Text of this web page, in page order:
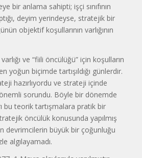
bir anlama sahipti; işçi sınıfının
deyim yerindeyse, stratejik bir
objektif koşullarının varlığının
varlığı ve “fiili öncülüğü” için koşulların
yoğun biçimde tartışıldığı günlerdir.
hazırlıyordu ve strateji içinde
önemli sorundu. Böyle bir dönemde
bu teorik tartışmalara pratik bir
öncülük konusunda yapılmış
devrimcilerin büyük bir çoğunluğu
algılayamadı.